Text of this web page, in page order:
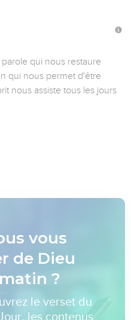
qui nous restaure
qui nous permet d'être
nous assiste tous les jours
vous
de Dieu
?
le verset du
les contenus